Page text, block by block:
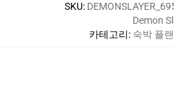
SKU:
카테고리:
Demon
숙박 플